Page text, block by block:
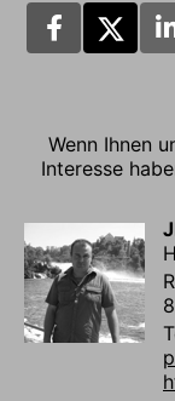
Wenn Ihnen
Interesse